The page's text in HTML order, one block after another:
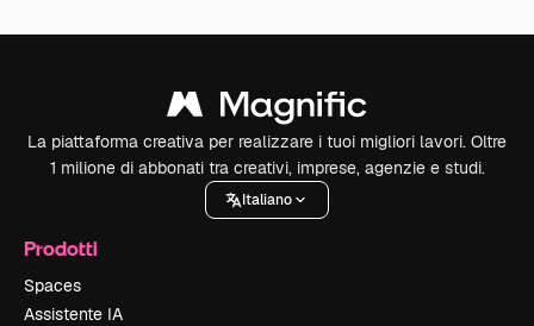
La piattaforma creativa per realizzare i tuoi migliori lavori. Oltre
1 milione di abbonati tra creativi, imprese, agenzie e studi.
Italiano
Prodotti
Spaces
Assistente IA